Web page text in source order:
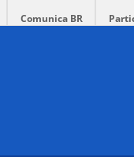
Comunica BR